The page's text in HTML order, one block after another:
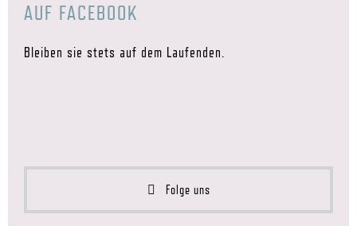
AUF FACEBOOK
Bleiben sie stets auf dem Laufenden.
Folge uns